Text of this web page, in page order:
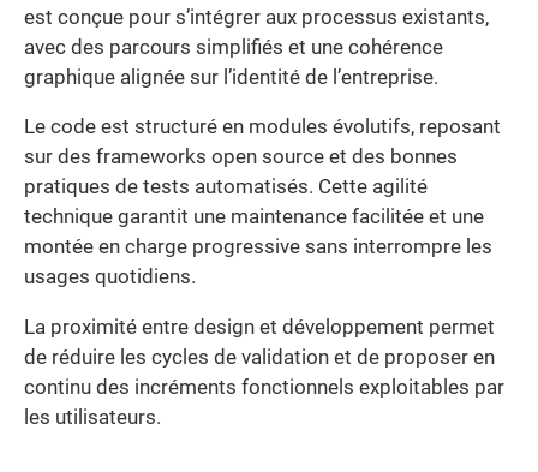
est conçue pour s’intégrer aux processus existants,
avec des parcours simplifiés et une cohérence
graphique alignée sur l’identité de l’entreprise.
Le code est structuré en modules évolutifs, reposant
sur des frameworks open source et des bonnes
pratiques de tests automatisés. Cette agilité
technique garantit une maintenance facilitée et une
montée en charge progressive sans interrompre les
usages quotidiens.
La proximité entre design et développement permet
de réduire les cycles de validation et de proposer en
continu des incréments fonctionnels exploitables par
les utilisateurs.